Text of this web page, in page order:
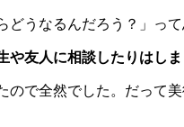
うなるんだろう？」って
友人に相談したりはしま
で全然でした。だって